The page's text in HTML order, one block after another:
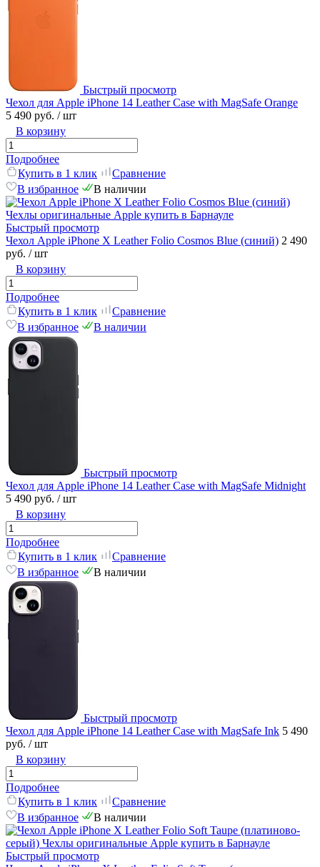
Быстрый просмотр
Чехол для Apple iPhone 14 Leather Case with MagSafe Orange
5 490 руб. / шт
В корзину
Подробнее
Купить в 1 клик
Сравнение
В избранное
В наличии
Быстрый просмотр
Чехол Apple iPhone X Leather Folio Cosmos Blue (синий) 2 490
руб. / шт
В корзину
Подробнее
Купить в 1 клик
Сравнение
В избранное
В наличии
Быстрый просмотр
Чехол для Apple iPhone 14 Leather Case with MagSafe Midnight
5 490 руб. / шт
В корзину
Подробнее
Купить в 1 клик
Сравнение
В избранное
В наличии
Быстрый просмотр
Чехол для Apple iPhone 14 Leather Case with MagSafe Ink 5 490
руб. / шт
В корзину
Подробнее
Купить в 1 клик
Сравнение
В избранное
В наличии
Быстрый просмотр